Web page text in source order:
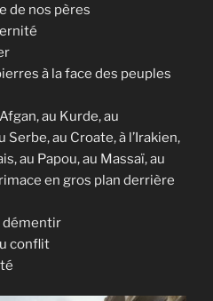
de nos pères
à la face des peuples
au Kurde, au
Serbe, au Croate, à l’Irakien,
au Papou, au Massaï, au
en gros plan derrière
démentir
conflit